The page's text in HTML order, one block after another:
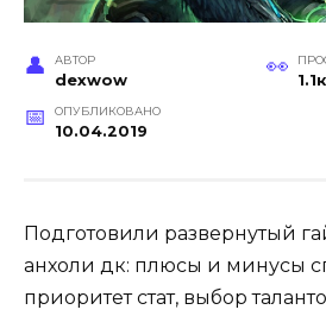
АВТОР
dexwow
ОПУБЛИКОВАНО
10.04.2019
Подготовили развернутый
анхоли дк: плюсы и минусы
приоритет стат, выбор